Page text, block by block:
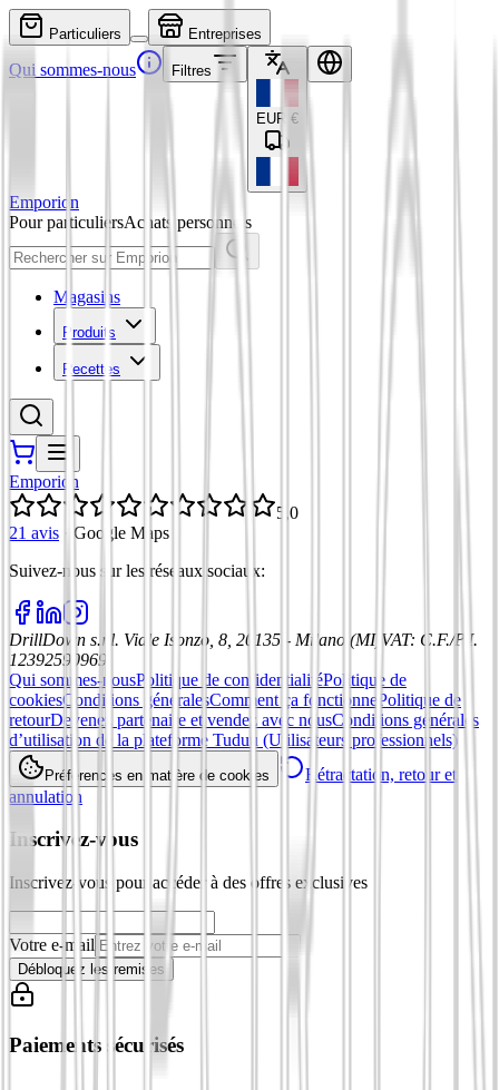
Particuliers Entreprises
Qui sommes-nous Filtres
EUR €
Emporion
Pour particuliersAchats personnels
Magasins
Produits
Recettes
Emporion
5,0
21 avis
Google Maps
Suivez-nous sur les réseaux sociaux:
DrillDown s.r.l. Viale Isonzo, 8, 20135 - Milano (MI) VAT: C.F./P.I.
12392590969
Qui sommes-nousPolitique de confidentialitéPolitique de
cookiesConditions généralesComment ça fonctionne Politique de
retourDevenez partenaire et vendez avec nousConditions générales
d’utilisation de la plateforme Tuduu (Utilisateurs professionnels)
Préférences en matière de cookies
Rétractation, retour et
annulation
Inscrivez-vous
Inscrivez-vous pour accéder à des offres exclusives
Votre e-mail
Débloquez les remises
Paiements sécurisés